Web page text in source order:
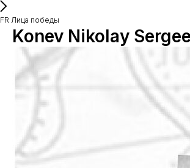
FR Лица победы
Konev Nikolay